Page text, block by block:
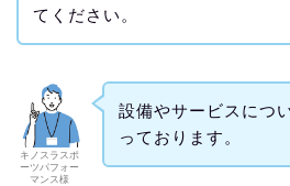
てください。
キノスラスポ
ーツパフォー
マンス様
設備やサービスにつ
っております。